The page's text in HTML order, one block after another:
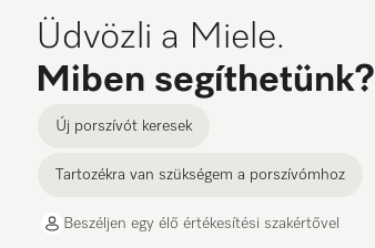
Üdvözli a Miele.
Miben segíthetünk?
Új porszívót keresek
Tartozékra van szükségem a porszívómhoz
Beszéljen egy élő értékesítési szakértővel
Miele Experience Center
Miele Experience Center – BEM Center
Miele Experience Center Budapest – Allee